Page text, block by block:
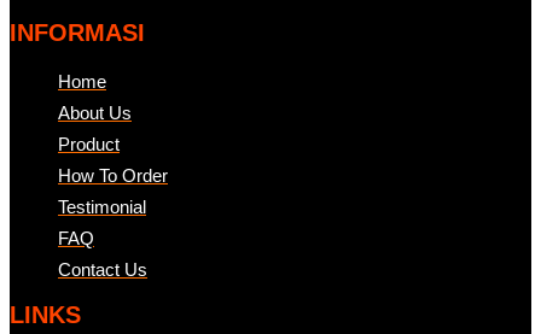
INFORMASI
Home
About Us
Product
How To Order
Testimonial
FAQ
Contact Us
LINKS